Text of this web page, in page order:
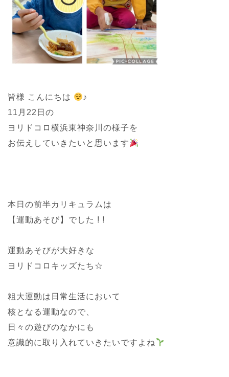
皆様 こんにちは
♪
11月22日の
ヨリドコロ横浜東神奈川の様子を
お伝えしていきたいと思います
本日の前半カリキュラムは
【運動あそび】でした ! !
運動あそびが大好きな
ヨリドコロキッズたち☆
粗大運動は日常生活において
核となる運動なので、
日々の遊びのなかにも
意識的に取り入れていきたいですよね